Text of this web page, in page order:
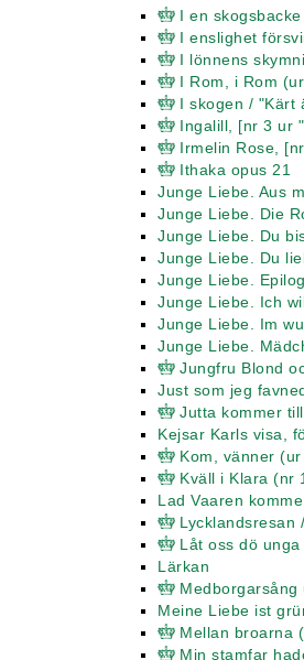
I en
I enslighet
I lönnens
I Rom, i Rom
I skogen / "Kärt
Ingalill, [nr 3 ur
Irmelin Rose,
Ithaka opus 21
Junge Liebe. Aus
Junge Liebe. Die
Junge Liebe. Du
Junge Liebe. Du
Junge Liebe.
Junge Liebe. Ich
Junge Liebe. Im
Junge Liebe.
Jungfru Blond
Just som jeg
Jutta kommer
Kejsar Karls visa,
Kom, vänner
Kväll i Klara (nr
Lad Vaaren
Lycklandsresan
Låt oss dö
Lärkan
Meine Liebe ist
Mellan broarna
Min stamfar